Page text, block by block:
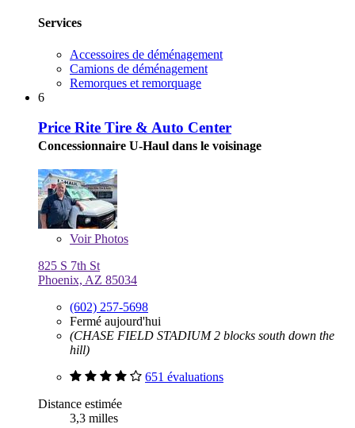
Services
Accessoires de déménagement
Camions de déménagement
Remorques et remorquage
6
Price Rite Tire & Auto Center
Concessionnaire U-Haul dans le voisinage
VoirPhotos
825 S 7th St
Phoenix, AZ 85034
(602) 257-5698
Fermé aujourd'hui
(CHASE FIELD STADIUM 2 blocks south down the
hill)
651 évaluations
Distance estimée
3,3 milles